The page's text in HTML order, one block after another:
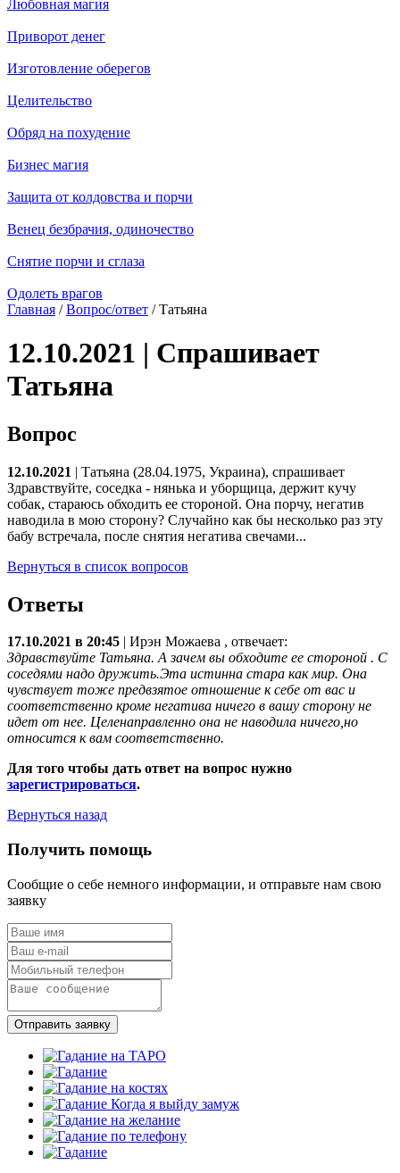
Любовная магия
Приворот денег
Изготовление оберегов
Целительство
Обряд на похудение
Бизнес магия
Защита от колдовства и порчи
Венец безбрачия, одиночество
Снятие порчи и сглаза
Одолеть врагов
Главная /Вопрос/ответ / Татьяна
12.10.2021 | Спрашивает
Татьяна
Вопрос
12.10.2021 | Татьяна (28.04.1975, Украина), спрашивает
Здравствуйте, соседка - нянька и уборщица, держит кучу
собак, стараюсь обходить ее стороной. Она порчу, негатив
наводила в мою сторону? Случайно как бы несколько раз эту
бабу встречала, после снятия негатива свечами...
Вернуться в список вопросов
Ответы
17.10.2021 в 20:45 Ирэн Можаева , отвечает:
Здравствуйте Татьяна. А зачем вы обходите ее стороной . С
соседями надо дружить.Эта истинна стара как мир. Она
чувствует тоже предвзятое отношение к себе от вас и
соответственно кроме негатива ничего в вашу сторону не
идет от нее. Целенаправленно она не наводила ничего,но
относится к вам соответственно.
Для того чтобы дать ответ на вопрос нужно
зарегистрироваться.
Вернуться назад
Получить помощь
Сообщие о себе немного информации, и отправьте нам свою
заявку
Отправить заявку